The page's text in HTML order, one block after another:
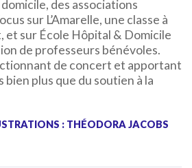
des associations
sur L’Amarelle, une classe à
et sur École Hôpital & Domicile
de professeurs bénévoles.
de concert et apportant
bien plus que du soutien à la
: THÉODORA JACOBS